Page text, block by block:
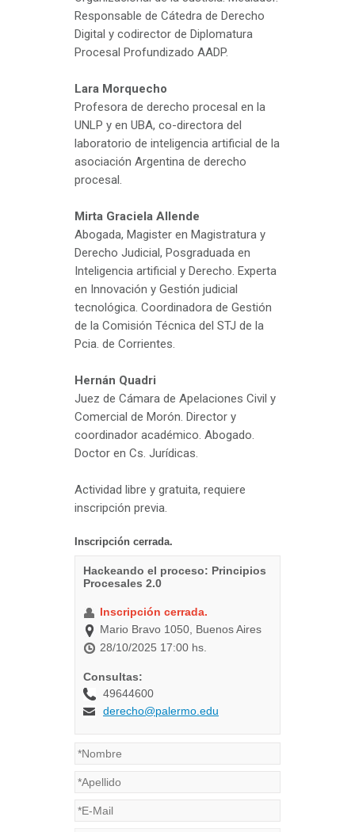
Responsable de Cátedra de Derecho
Digital y codirector de Diplomatura
Procesal Profundizado AADP.
Lara Morquecho
Profesora de derecho procesal en la
UNLP y en UBA, co-directora del
laboratorio de inteligencia artificial de la
asociación Argentina de derecho
procesal.
Mirta Graciela Allende
Abogada, Magister en Magistratura y
Derecho Judicial, Posgraduada en
Inteligencia artificial y Derecho. Experta
en Innovación y Gestión judicial
tecnológica. Coordinadora de Gestión
de la Comisión Técnica del STJ de la
Pcia. de Corrientes.
Hernán Quadri
Juez de Cámara de Apelaciones Civil y
Comercial de Morón. Director y
coordinador académico. Abogado.
Doctor en Cs. Jurídicas.
Actividad libre y gratuita, requiere
inscripción previa.